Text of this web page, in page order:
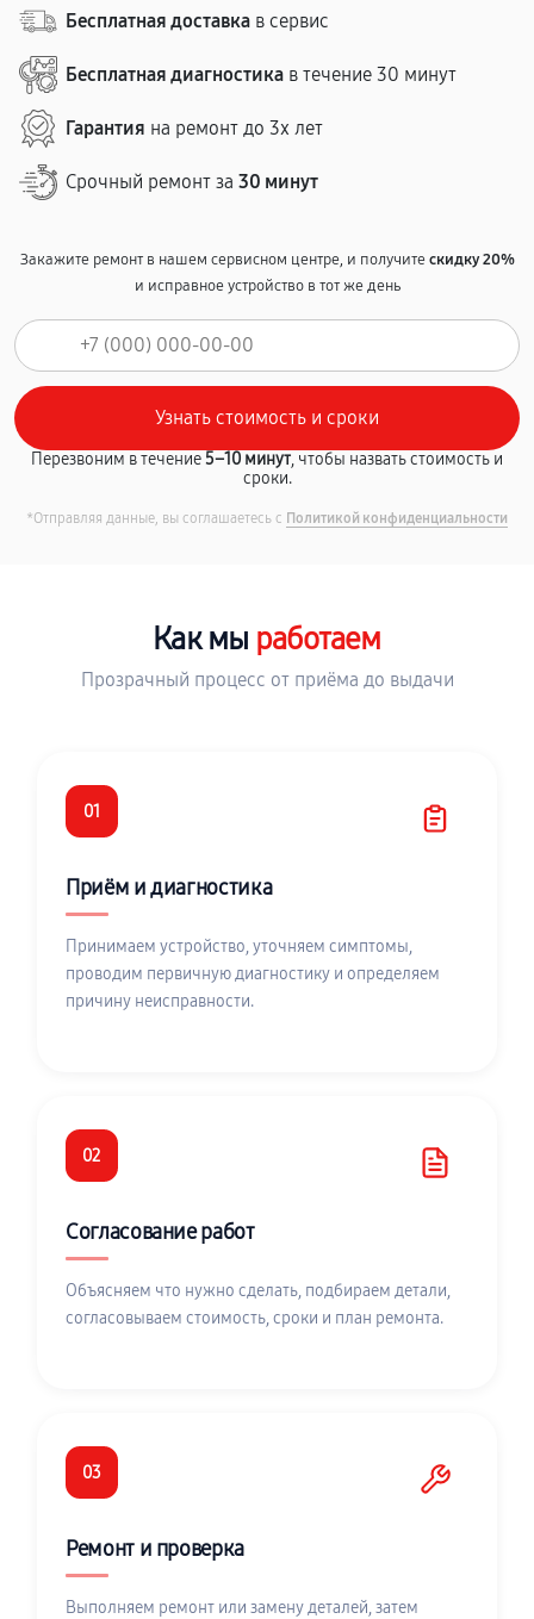
Бесплатная доставка в сервис
Бесплатная диагностика в течение 30 минут
Гарантия на ремонт до 3х лет
Срочный ремонт за 30 минут
Закажите ремонт в нашем сервисном центре, и получитескидку 20%
и исправное устройство в тот же день
Перезвоним в течение5–10 минут, чтобы назвать стоимость и
сроки.
*Отправляя данные, вы соглашаетесь с Политикой конфиденциальности
Как мы работаем
Прозрачный процесс от приёма до выдачи
01
Приём и диагностика
Принимаем устройство, уточняем симптомы,
проводим первичную диагностику и определяем
причину неисправности.
02
Согласование работ
Объясняем что нужно сделать, подбираем детали,
согласовываем стоимость, сроки и план ремонта.
03
Ремонт и проверка
Выполняем ремонт или замену деталей, затем